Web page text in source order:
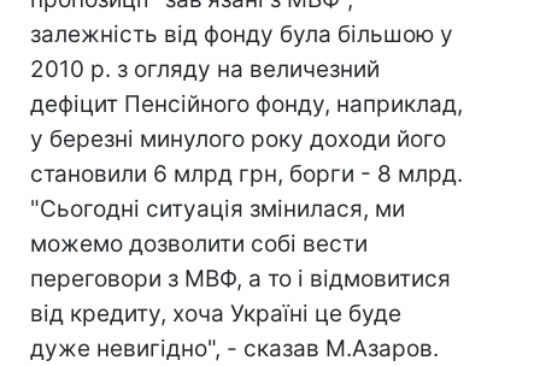
залежність від фонду була більшою у
2010 р. з огляду на величезний
дефіцит Пенсійного фонду, наприклад,
у березні минулого року доходи його
становили 6 млрд грн, борги - 8 млрд.
"Сьогодні ситуація змінилася, ми
можемо дозволити собі вести
переговори з МВФ, а то і відмовитися
від кредиту, хоча Україні це буде
дуже невигідно", - сказав М.Азаров.